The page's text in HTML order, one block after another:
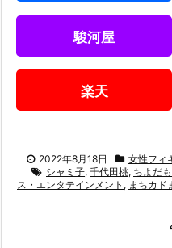
駿河屋
楽天
2022年8月18日 女性フィ
シャミ子, 千代田桃, ちよだ
ス・エンタテインメント , まちカド